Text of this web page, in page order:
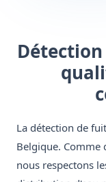
La détection de
Belgique. Comme
nous respectons